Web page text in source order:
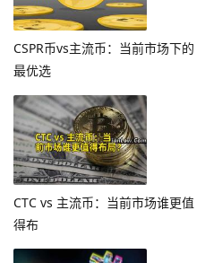
CSPR币vs主流币：当前市场下的
最优选
CTC vs 主流币：当前市场谁更值
得布